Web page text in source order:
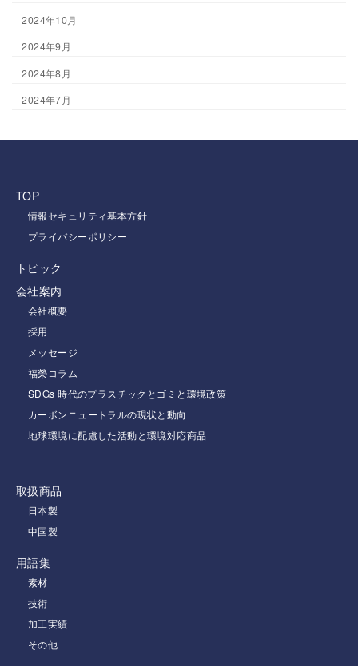
2024年10月
2024年9月
2024年8月
2024年7月
TOP
情報セキュリティ基本方針
プライバシーポリシー
トピック
会社案内
会社概要
採用
メッセージ
福榮コラム
SDGs 時代のプラスチックとゴミと環境政策
カーボンニュートラルの現状と動向
地球環境に配慮した活動と環境対応商品
取扱商品
日本製
中国製
用語集
素材
技術
加工実績
その他